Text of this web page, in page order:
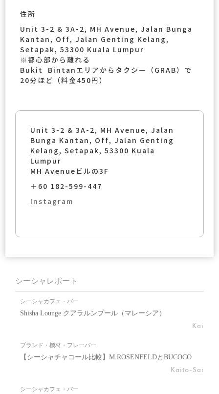
住所
Unit 3-2 & 3A-2, MH Avenue, Jalan Bunga
Kantan, Off, Jalan Genting Kelang,
Setapak, 53300 Kuala Lumpur
※都心部から離れる
Bukit Bintanエリアからタクシー（GRAB）で
20分ほど（料金450円）
Unit 3-2 & 3A-2, MH Avenue, Jalan
Bunga Kantan, Off, Jalan Genting
Kelang, Setapak, 53300 Kuala
Lumpur
MH Avenueビルの3F
＋60 182-599-447
Instagram
シーシャレポート
シーシャカフェ・バー
Shisha Lounge クアラルンプール（マレーシア）
Kai
ブランド・機材・フレーバー
【シーシャチャコール比較】M.ROSENFELDとBUCOCO
Kaito-Sai
シーシャカフェ・バー